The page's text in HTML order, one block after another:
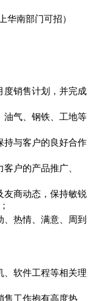
华南部门可招）
度销售计划，并完成
油气、钢铁、工地等
持与客户的良好合作
户的产品推广、
友商动态，保持敏锐
热情、满意、周到
、软件工程等相关理
售工作抱有高度热